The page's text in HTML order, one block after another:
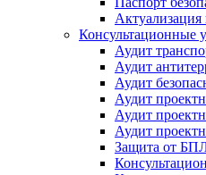
Актуализация
Консультационные
Аудит
Аудит
Аудит
Аудит
Аудит
Аудит
Защита от